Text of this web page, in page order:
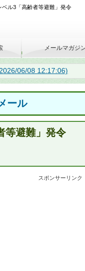
ル3「高齢者等避難」発令
06/08 12:17:06)
ール
等避難」発令
スポンサーリンク
メールマガジ